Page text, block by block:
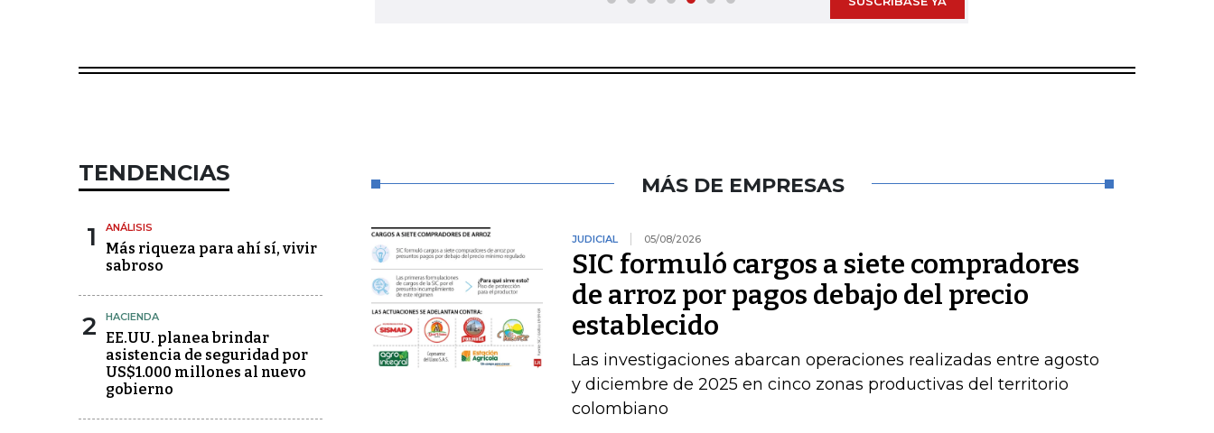
TENDENCIAS
1 ANÁLISIS
Más riqueza para ahí sí, vivir
sabroso
2 HACIENDA
EE.UU. planea brindar
asistencia de seguridad por
US$1.000 millones al nuevo
gobierno
MÁS DE EMPRESAS
JUDICIAL 05/08/2026
SIC formuló cargos a siete compradores
de arroz por pagos debajo del precio
establecido
Las investigaciones abarcan operaciones realizadas entre agosto
y diciembre de 2025 en cinco zonas productivas del territorio
colombiano